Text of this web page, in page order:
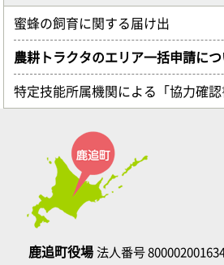
蜜蜂の飼育に関する届け出
農耕トラクタのエリア一括申請に
特定技能所属機関による「協力確
鹿追町役場法人番号